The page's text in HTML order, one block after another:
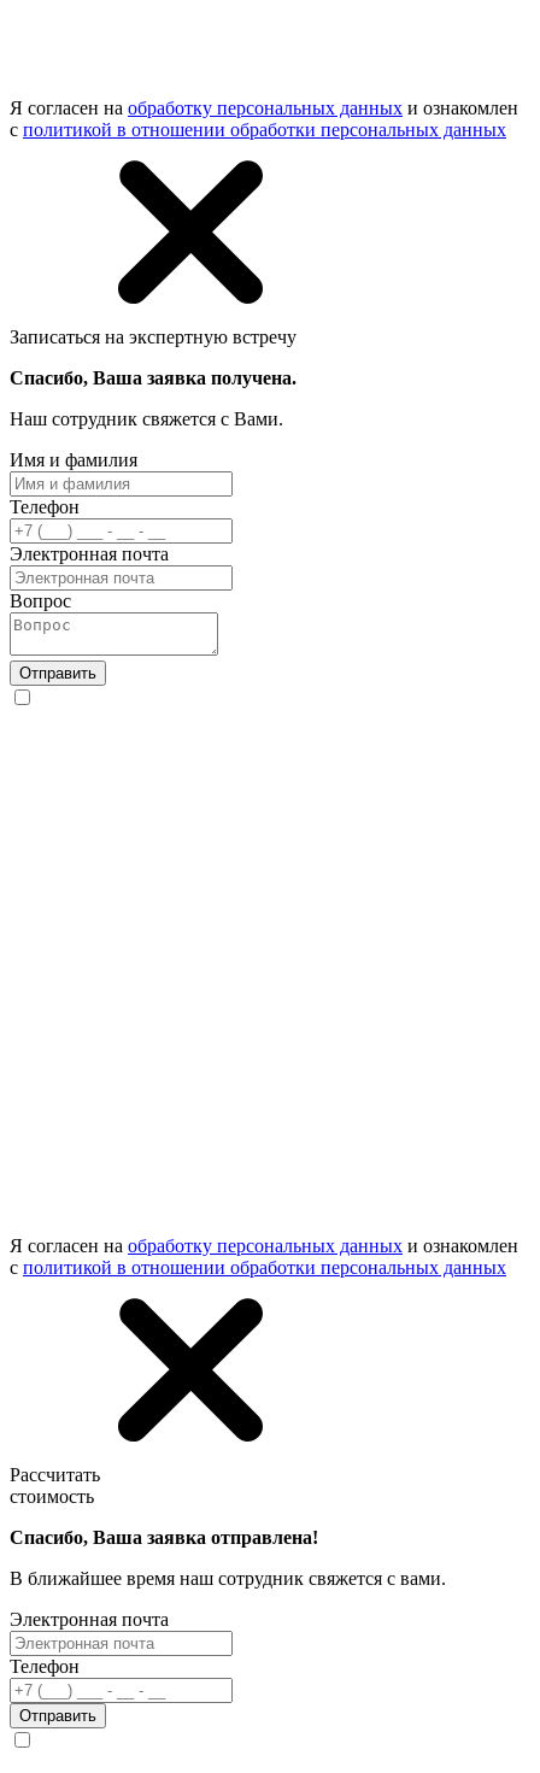
Я согласен на обработку персональных данных и ознакомлен
с политикой в отношении обработки персональных данных
Записаться на экспертную встречу
Спасибо, Ваша заявка получена.
Наш сотрудник свяжется с Вами.
Имя и фамилия
Телефон
Электронная почта
Вопрос
Отправить
Я согласен на обработку персональных данных и ознакомлен
с политикой в отношении обработки персональных данных
Рассчитать
стоимость
Спасибо, Ваша заявка отправлена!
В ближайшее время наш сотрудник свяжется с вами.
Электронная почта
Телефон
Отправить